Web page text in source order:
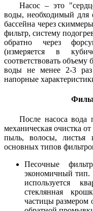
Насос – это
воды, необходимый для
бассейна через
фильтр, систему
обратно через
(измеряется в
соответствовать
воды не менее 2-3
напорные
После насоса вода
механическая очистка
пыль, волосы, листья
основных типов
Песочные
экономичный тип.
используется
стеклянная
частицы размером